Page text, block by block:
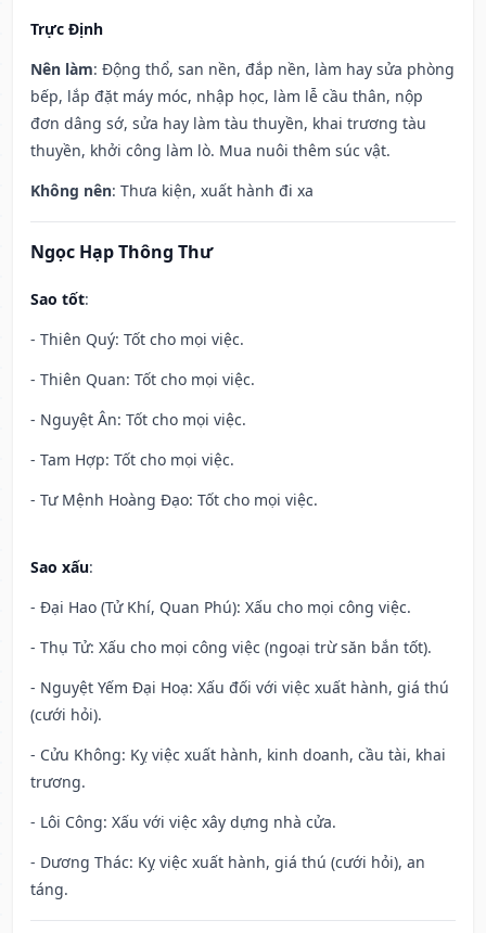
Trực Định
Nên làm: Động thổ, san nền, đắp nền, làm hay sửa phòng
bếp, lắp đặt máy móc, nhập học, làm lễ cầu thân, nộp
đơn dâng sớ, sửa hay làm tàu thuyền, khai trương tàu
thuyền, khởi công làm lò. Mua nuôi thêm súc vật.
Không nên: Thưa kiện, xuất hành đi xa
Ngọc Hạp Thông Thư
Sao tốt:
- Thiên Quý: Tốt cho mọi việc.
- Thiên Quan: Tốt cho mọi việc.
- Nguyệt Ân: Tốt cho mọi việc.
- Tam Hợp: Tốt cho mọi việc.
- Tư Mệnh Hoàng Đạo: Tốt cho mọi việc.
Sao xấu:
- Đại Hao (Tử Khí, Quan Phú): Xấu cho mọi công việc.
- Thụ Tử: Xấu cho mọi công việc (ngoại trừ săn bắn tốt).
- Nguyệt Yếm Đại Hoạ: Xấu đối với việc xuất hành, giá thú
(cưới hỏi).
- Cửu Không: Kỵ việc xuất hành, kinh doanh, cầu tài, khai
trương.
- Lôi Công: Xấu với việc xây dựng nhà cửa.
- Dương Thác: Kỵ việc xuất hành, giá thú (cưới hỏi), an
táng.